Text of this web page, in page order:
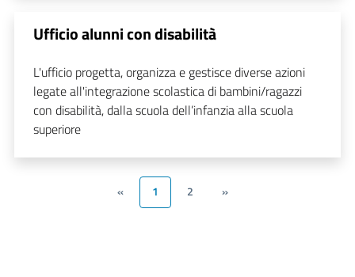
Ufficio alunni con disabilità
L'ufficio progetta, organizza e gestisce diverse azioni
legate all'integrazione scolastica di bambini/ragazzi
con disabilità, dalla scuola dell’infanzia alla scuola
superiore
« 1 2 »